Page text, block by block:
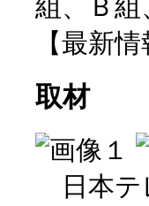
組、Ｂ組
【最新
取材
日本テ